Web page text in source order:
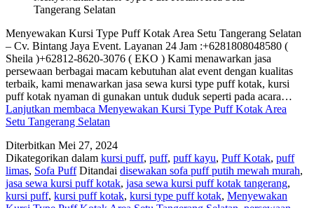
Tangerang Selatan
Menyewakan Kursi Type Puff Kotak Area Setu Tangerang Selatan
– Cv. Bintang Jaya Event. Layanan 24 Jam :+6281808048580 (
Sheila )+62812-8620-3076 ( EKO ) Kami menawarkan jasa
persewaan berbagai macam kebutuhan alat event dengan kualitas
terbaik, kami menawarkan jasa sewa kursi type puff kotak, kursi
puff kotak nyaman di gunakan untuk duduk seperti pada acara…
Lanjutkan membaca Menyewakan Kursi Type Puff Kotak Area
Setu Tangerang Selatan
Diterbitkan Mei 27, 2024
Dikategorikan dalam kursi puff, puff, puff kayu, Puff Kotak, puff
limas, Sofa Puff Ditandai disewakan sofa puff putih mewah murah,
jasa sewa kursi puff kotak, jasa sewa kursi puff kotak tangerang,
kursi puff, kursi puff kotak, kursi type puff kotak, Menyewakan